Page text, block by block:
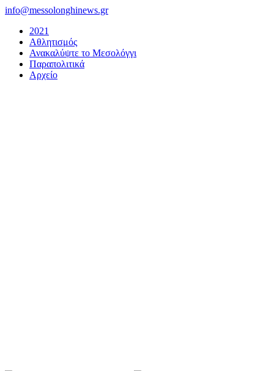
Μετάβαση
περιεχόμενο
info@messolonghinews.gr
2021
Αθλητισμός
Ανακαλύψτε το Μεσολόγγι
Παραπολιτικά
Αρχείο